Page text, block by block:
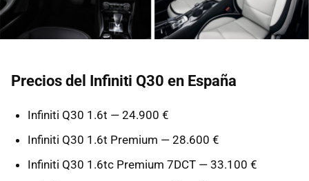
Precios del Infiniti Q30 en España
Infiniti Q30 1.6t — 24.900 €
Infiniti Q30 1.6t Premium — 28.600 €
Infiniti Q30 1.6tc Premium 7DCT — 33.100 €